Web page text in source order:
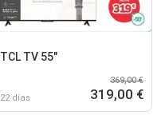
TCL TV 55"
22 días
369,00 €
319,00 €